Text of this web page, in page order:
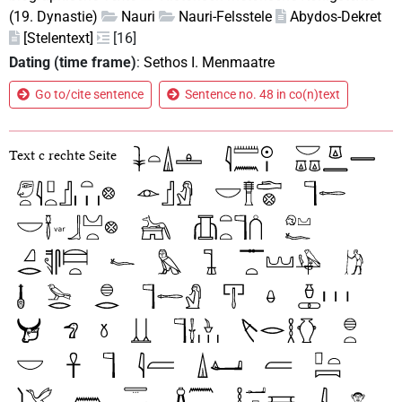
(19. Dynastie)
Nauri Nauri-Felsstele
Abydos-Dekret
[Stelentext]
[16]
Dating (time frame): Sethos I. Menmaatre
Go to/cite sentence Sentence no. 48 in co(n)text
Text c rechte Seite